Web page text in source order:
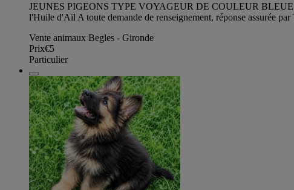
JEUNES PIGEONS TYPE VOYAGEUR DE COULEUR
l'Huile d'Aïl A toute demande de renseignement, réponse assurée
Vente animaux Begles - Gironde
Prix€5
Particulier